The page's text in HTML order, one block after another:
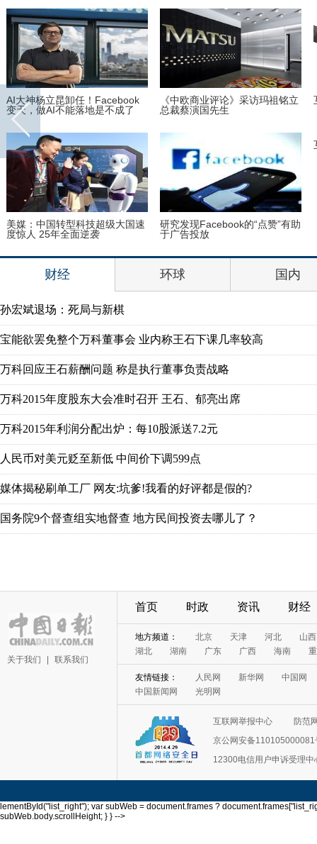
关于我们 联系我们
首页 时政 资讯 财经
互联网举报中心
防范
京公网安备110105000081
12300电信用户申诉受理中
lementById("list_right"); var subWeb = document.frames ?
subWeb.body.scrollHeight; } } -->